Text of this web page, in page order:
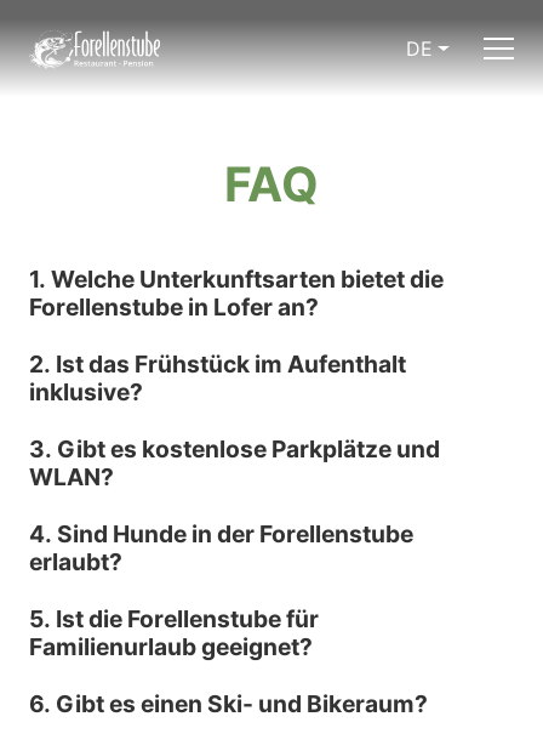
DE
FAQ
1. Welche Unterkunftsarten bietet die
Forellenstube in Lofer an?
2. Ist das Frühstück im Aufenthalt
inklusive?
3. Gibt es kostenlose Parkplätze und
WLAN?
4. Sind Hunde in der Forellenstube
erlaubt?
5. Ist die Forellenstube für
Familienurlaub geeignet?
6. Gibt es einen Ski- und Bikeraum?